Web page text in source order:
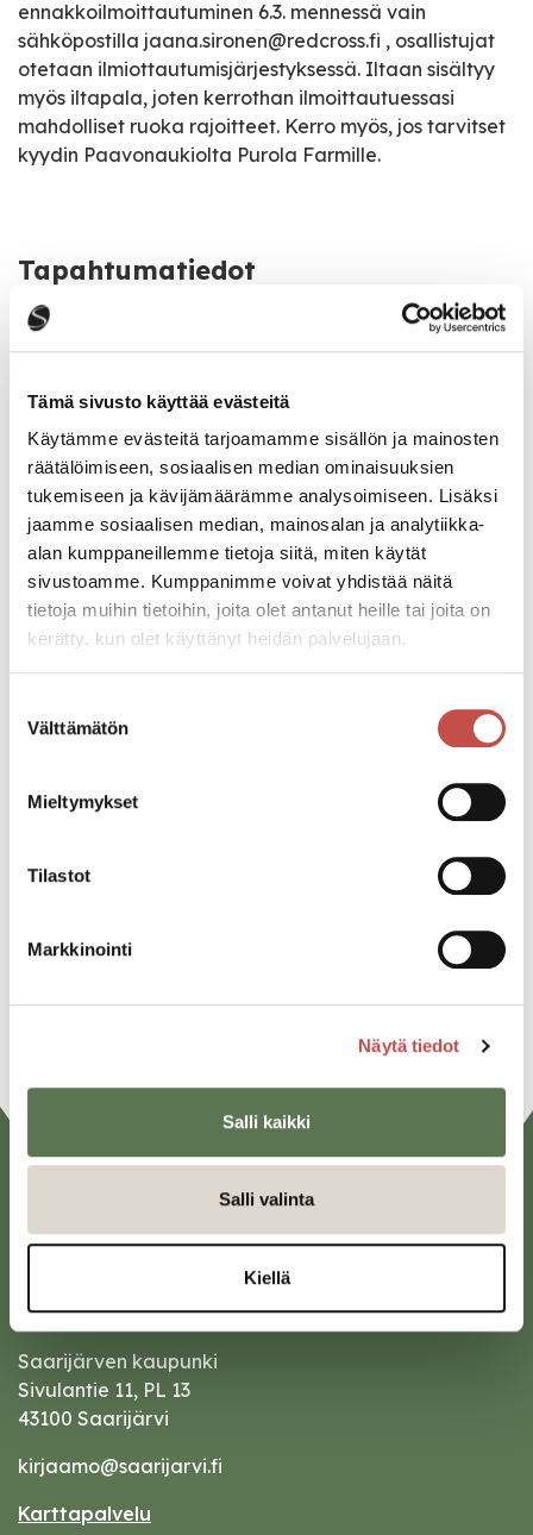
Tämä sivusto käyttää evästeitä
Käytämme evästeitä tarjoamamme sisällön ja mainosten
räätälöimiseen, sosiaalisen median ominaisuuksien
tukemiseen ja kävijämäärämme analysoimiseen. Lisäksi
jaamme sosiaalisen median, mainosalan ja analytiikka-
alan kumppaneillemme tietoja siitä, miten käytät
sivustoamme. Kumppanimme voivat yhdistää näitä
tietoja muihin tietoihin, joita olet antanut heille tai joita on
kerätty, kun olet käyttänyt heidän palvelujaan.
valinta
Välttämätön
Mieltymykset
Tilastot
Markkinointi
Näytä tiedot
Salli kaikki
Salli valinta
Kiellä
ennakkoilmoittautuminen 6.3. mennessä vain
sähköpostilla jaana.sironen@redcross.fi , osallistujat
otetaan ilmiottautumisjärjestyksessä. Iltaan sisältyy
myös iltapala, joten kerrothan ilmoittautuessasi
mahdolliset ruoka rajoitteet. Kerro myös, jos tarvitset
kyydin Paavonaukiolta Purola Farmille.
Tapahtumatiedot
Tapahtuman järjestäjä
Elämä -hanke
Tapahtumapaikka
Kekkosentie 491 Saarijärvi
Pääsymaksu
SPR Saarijärven osaston jäseniltä 10 € ja ei jäseniltä
20 €. Maksetaan käteisellä tapahtumapaikalla.
Jaa tapahtuma:
Linkedin
Saarijärven kaupunki
Sivulantie 11, PL 13
43100 Saarijärvi
kirjaamo@saarijarvi.fi
Karttapalvelu